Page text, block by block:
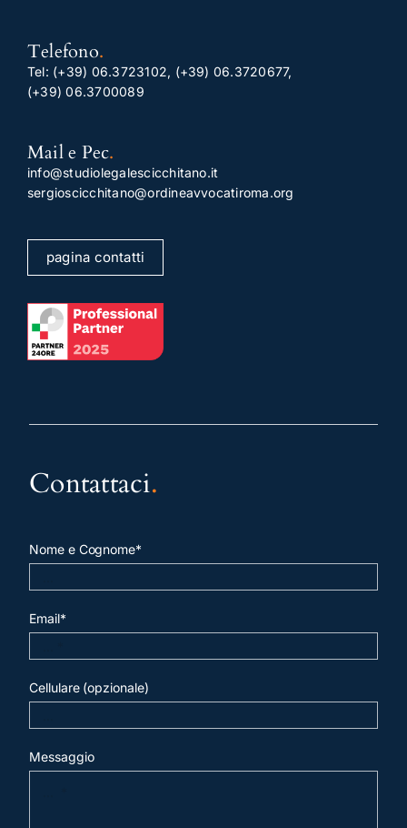
Telefono.
Tel: (+39) 06.3723102, (+39) 06.3720677,
(+39) 06.3700089
Mail e Pec.
info@studiolegalescicchitano.it
sergioscicchitano@ordineavvocatiroma.org
pagina contatti
Contattaci.
Nome e Cognome*
Email*
Cellulare (opzionale)
Messaggio